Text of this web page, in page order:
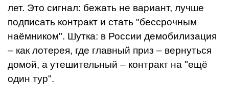
лет. Это сигнал: бежать не вариант, лучше
подписать контракт и стать "бессрочным
наёмником". Шутка: в России демобилизация
– как лотерея, где главный приз – вернуться
домой, а утешительный – контракт на "ещё
один тур".